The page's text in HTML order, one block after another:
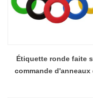
Étiquette ronde faite
commande d'anneaux